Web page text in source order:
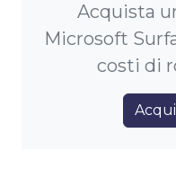
Acquista
Microsoft
costi di